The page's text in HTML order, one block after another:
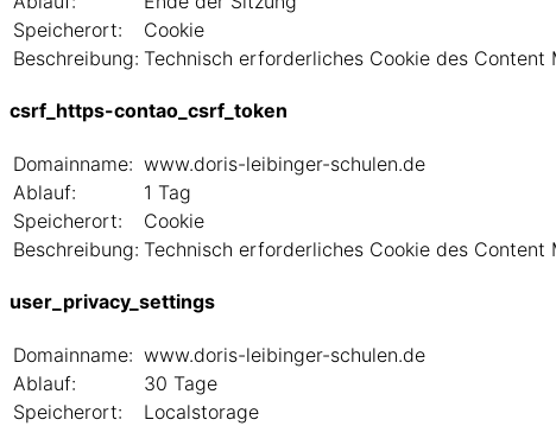
Speicherort:
Cookie
Beschreibung: Technisch erforderliches Cookie des Content
csrf_https-contao_csrf_token
Domainname: www.doris-leibinger-schulen.de
Ablauf:
1 Tag
Speicherort:
Cookie
Beschreibung: Technisch erforderliches Cookie des Content
user_privacy_settings
Domainname: www.doris-leibinger-schulen.de
Ablauf:
30 Tage
Speicherort:
Localstorage